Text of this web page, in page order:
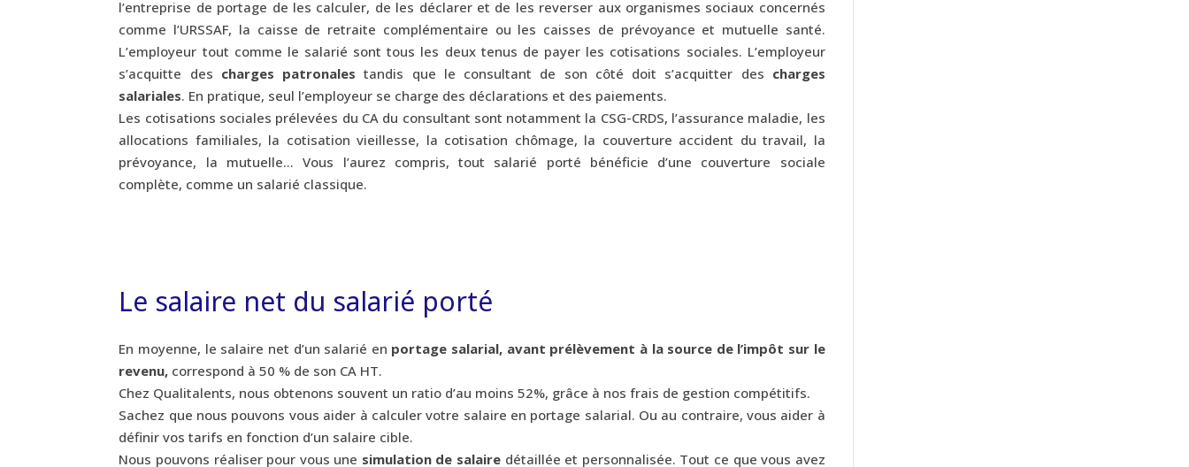
l’entreprise de portage de les calculer, de les déclarer et de les reverser aux organismes sociaux concernés
comme l’URSSAF, la caisse de retraite complémentaire ou les caisses de prévoyance et mutuelle santé.
L’employeur tout comme le salarié sont tous les deux tenus de payer les cotisations sociales. L’employeur
s’acquitte des charges patronales tandis que le consultant de son côté doit s’acquitter des charges
salariales. En pratique, seul l’employeur se charge des déclarations et des paiements.
Les cotisations sociales prélevées du CA du consultant sont notamment la CSG-CRDS, l’assurance maladie, les
allocations familiales, la cotisation vieillesse, la cotisation chômage, la couverture accident du travail, la
prévoyance, la mutuelle... Vous l’aurez compris, tout salarié porté bénéficie d’une couverture sociale
complète, comme un salarié classique.
Le salaire net du salarié porté
En moyenne, le salaire net d’un salarié en portage salarial, avant prélèvement à la source de l’impôt sur le
revenu, correspond à 50 % de son CA HT.
Chez Qualitalents, nous obtenons souvent un ratio d’au moins 52%, grâce à nos frais de gestion compétitifs.
Sachez que nous pouvons vous aider à calculer votre salaire en portage salarial. Ou au contraire, vous aider à
définir vos tarifs en fonction d’un salaire cible.
Nous pouvons réaliser pour vous une simulation de salaire détaillée et personnalisée. Tout ce que vous avez